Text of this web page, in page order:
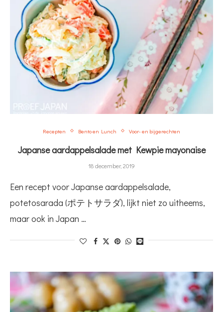
Recepten Bento en Lunch Voor- en bijgerechten
Japanse aardappelsalade met Kewpie mayonaise
18 december, 2019
Een recept voor Japanse aardappelsalade,
potetosarada (ポテトサラダ), lijkt niet zo uitheems,
maar ook in Japan …